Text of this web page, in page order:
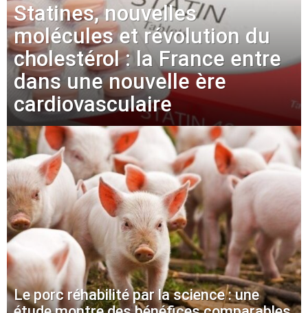
Statines, nouvelles
molécules et révolution du
cholestérol : la France entre
dans une nouvelle ère
cardiovasculaire
Le porc réhabilité par la science : une